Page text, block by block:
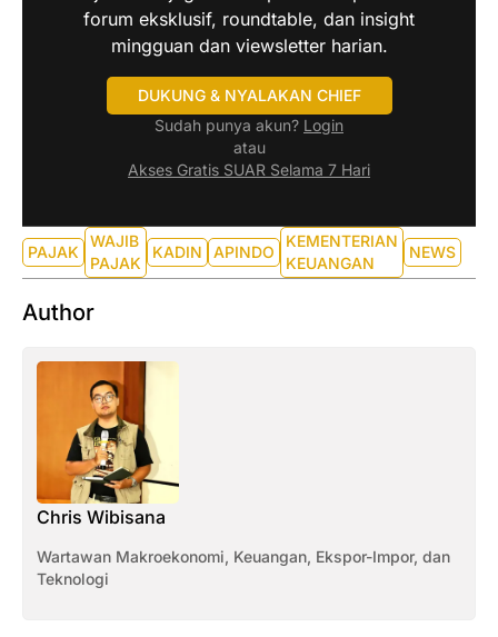
forum eksklusif, roundtable, dan insight
mingguan dan viewsletter harian.
DUKUNG & NYALAKAN CHIEF
Sudah punya akun? Login
atau
Akses Gratis SUAR Selama 7 Hari
PAJAK
WAJIB
PAJAK
KADIN APINDO
KEMENTERIAN
KEUANGAN
NEWS
Author
Chris Wibisana
Wartawan Makroekonomi, Keuangan, Ekspor-Impor, dan
Teknologi